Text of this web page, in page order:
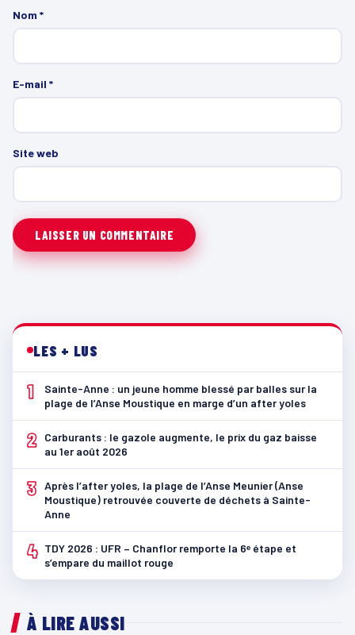
Nom *
E-mail *
Site web
LES + LUS
1
Sainte-Anne : un jeune homme blessé par balles sur la
plage de l’Anse Moustique en marge d’un after yoles
2
Carburants : le gazole augmente, le prix du gaz baisse
au 1er août 2026
3 Après l’after yoles, la plage de l’Anse Meunier (Anse
Moustique) retrouvée couverte de déchets à Sainte-
Anne
4 TDY 2026 : UFR – Chanflor remporte la 6ᵉ étape et
s’empare du maillot rouge
À LIRE AUSSI